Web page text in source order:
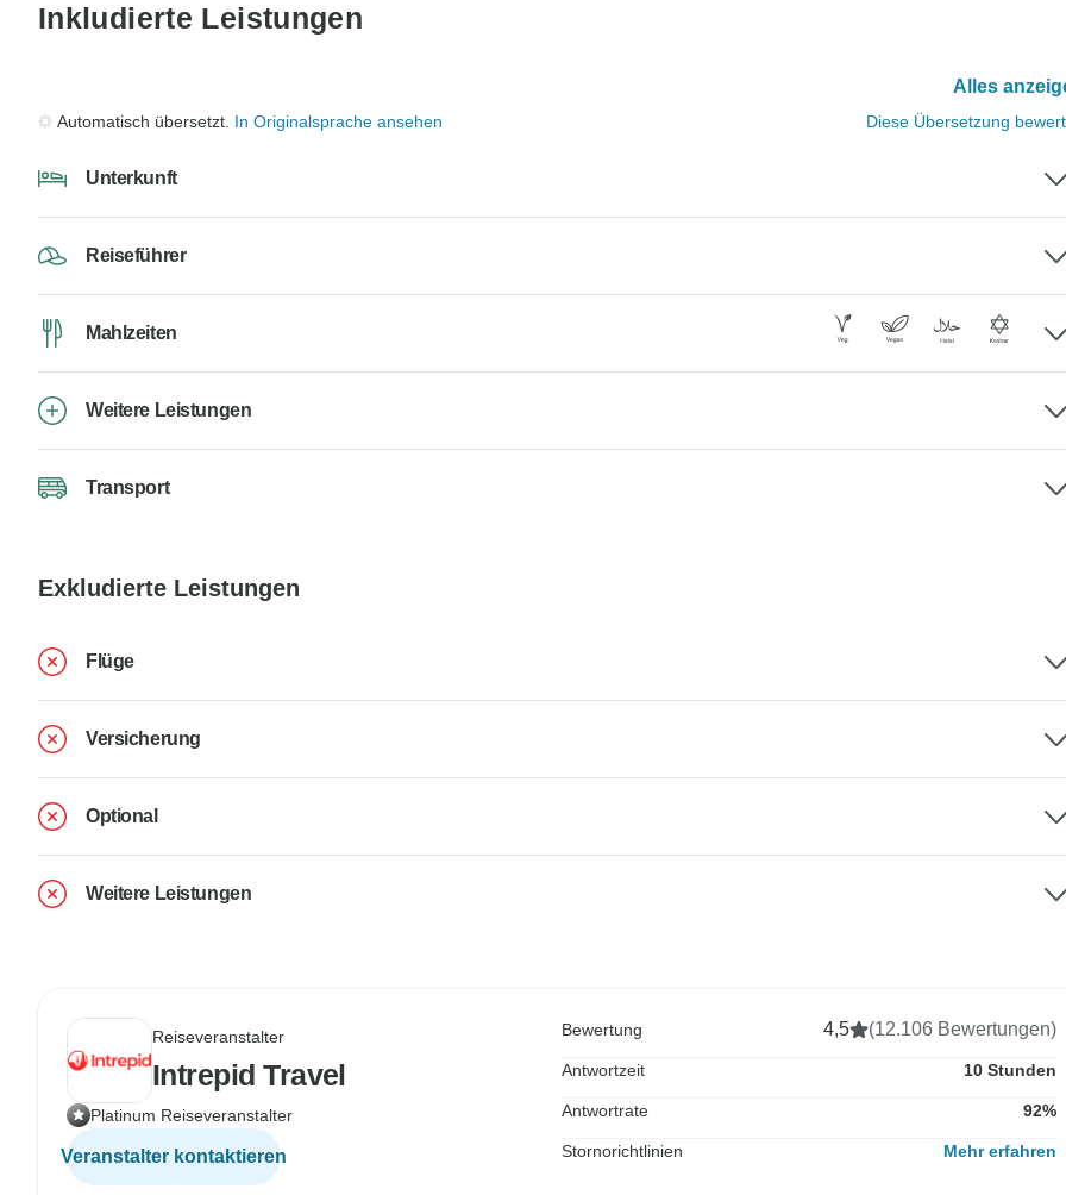
Inkludierte Leistungen
Alles
Automatisch übersetzt. In Originalsprache ansehen Diese Übersetzung
Unterkunft
Reiseführer
Mahlzeiten
Weitere Leistungen
Transport
Exkludierte Leistungen
Flüge
Versicherung
Optional
Weitere Leistungen
Reiseveranstalter
Intrepid Travel
Platinum Reiseveranstalter
Veranstalter kontaktieren
Bewertung 4,5 (12.106 Bewertungen)
Antwortzeit 10 Stunden
Antwortrate 92%
Stornorichtlinien Mehr erfahren